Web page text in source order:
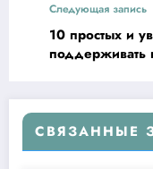
Следующая запись
10 простых и
поддерживать
СВЯЗАННЫЕ